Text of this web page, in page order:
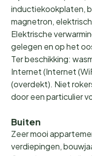
inductiekookplaten,
magnetron,
Elektrische
gelegen en op het
Ter beschikking:
Internet (Internet
(overdekt). Niet
door een particulier
Buiten
Zeer mooi
verdiepingen,